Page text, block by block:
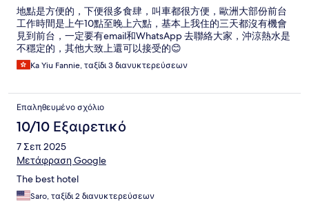
地點是方便的，下便很多食肆，叫車都很方便，歐洲大部份前台
工作時間是上午10點至晚上六點，基本上我住的三天都沒有機會
見到前台，一定要有email和WhatsApp 去聯絡大家，沖涼熱水是
不穩定的，其他大致上還可以接受的😊
Ka Yiu Fannie, ταξίδι 3 διανυκτερεύσεων
Επαληθευμένο σχόλιο
10/10 Εξαιρετικό
7 Σεπ 2025
Μετάφραση Google
The best hotel
Saro, ταξίδι 2 διανυκτερεύσεων